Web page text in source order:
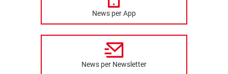
News per App
News per Newsletter